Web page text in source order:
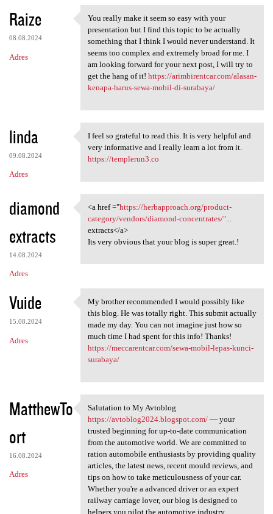
Raize
08.08.2024
Adres
You really make it seem so
You really make it seem so easy with your
presentation but I find this topic to be actually
something that I think I would never understand. It
seems too complex and extremely broad for me. I
am looking forward for your next post, I will try to
get the hang of it! https://arimbirentcar.com/alasan-
kenapa-harus-sewa-mobil-di-surabaya/
linda
09.08.2024
Adres
I feel so grateful to read
I feel so grateful to read this. It is very helpful and
very informative and I really learn a lot from it.
https://templerun3.co
diamond
extracts
14.08.2024
Adres
<a href ="https:/
<a href ="https://herbapproach.org/product-
category/vendors/diamond-concentrates/"...
extracts</a>
Its very obvious that your blog is super great.!
Vuide
15.08.2024
Adres
My brother recommended I
My brother recommended I would possibly like
this blog. He was totally right. This submit actually
made my day. You can not imagine just how so
much time I had spent for this info! Thanks!
https://meccarentcar.com/sewa-mobil-lepas-kunci-
surabaya/
MatthewTo
ort
16.08.2024
Adres
Salutation to My Avtoblog
Salutation to My Avtoblog
https://avtoblog2024.blogspot.com/— your
trusted beginning for up-to-date communication
from the automotive world. We are committed to
ration automobile enthusiasts by providing quality
articles, the latest news, recent mould reviews, and
tips on how to take meticulousness of your car.
Whether you're a advanced driver or an expert
railway carriage lover, our blog is designed to
helpers you pilot the automotive industry.